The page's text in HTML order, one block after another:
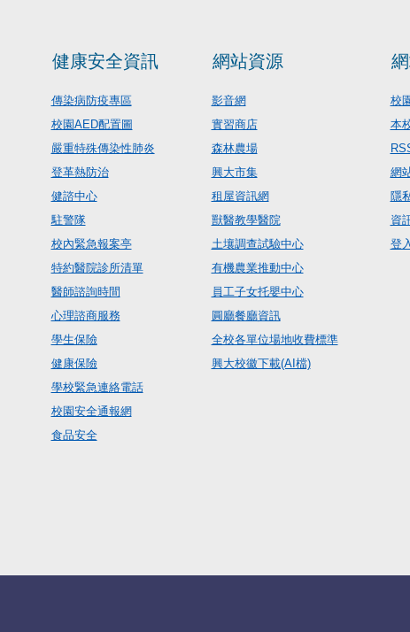
健康安全資訊
傳染病防疫專區
校園AED配置圖
嚴重特殊傳染性肺炎
登革熱防治
健諮中心
駐警隊
校內緊急報案亭
特約醫院診所清單
醫師諮詢時間
心理諮商服務
學生保險
健康保險
學校緊急連絡電話
校園安全通報網
食品安全
網站資源
影音網
實習商店
森林農場
興大市集
租屋資訊網
獸醫教學醫院
土壤調查試驗中心
有機農業推動中心
員工子女托嬰中心
圓廳餐廳資訊
全校各單位場地收費標準
興大校徽下載(AI檔)
校
本
網
隱
資
登